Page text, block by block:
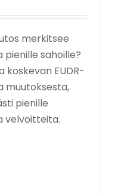
merkitsee
pienille sahoille?
koskevan EUDR-
muutoksesta,
pienille
velvoitteita.